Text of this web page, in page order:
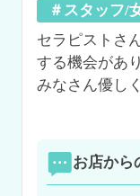
＃スタッフ/
セラピストさ
する機会があ
みなさん優し
お店から